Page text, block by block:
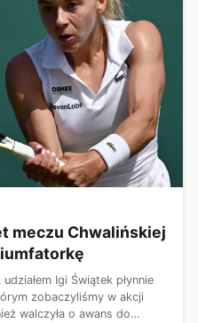
meczu Chwalińskiej
Igi Świątek płynnie
zobaczyliśmy w akcji
walczyła o awans do